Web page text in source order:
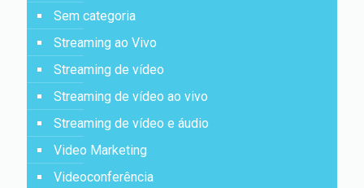
Sem categoria
Streaming ao Vivo
Streaming de vídeo
Streaming de vídeo ao vivo
Streaming de vídeo e áudio
Video Marketing
Videoconferência